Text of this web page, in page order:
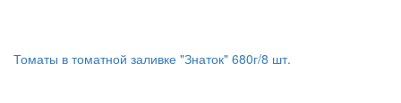
Томаты в томатной заливке "Знаток" 680г/8 шт.